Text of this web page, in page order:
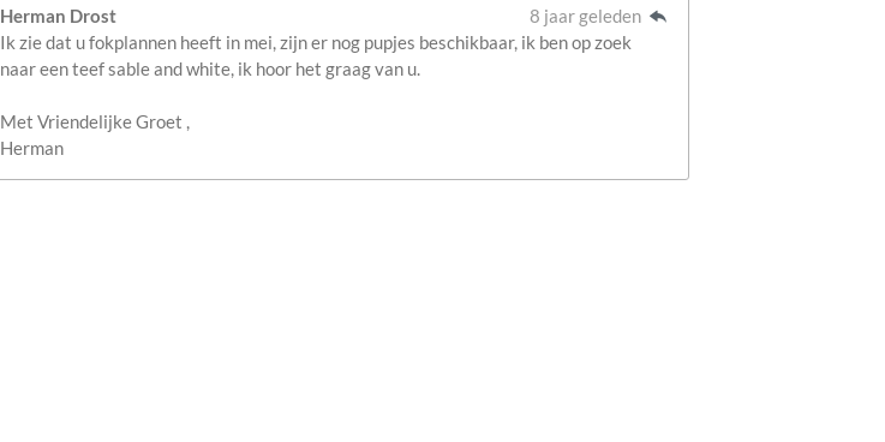
Herman Drost
8 jaar geleden
Ik zie dat u fokplannen heeft in mei, zijn er nog pupjes beschikbaar, ik ben op zoek
naar een teef sable and white, ik hoor het graag van u.
Met Vriendelijke Groet ,
Herman